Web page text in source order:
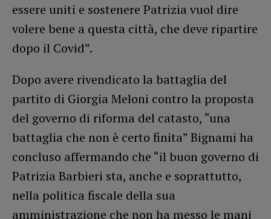
essere uniti e sostenere Patrizia vuol dire
volere bene a questa città, che deve ripartire
dopo il Covid”.
Dopo avere rivendicato la battaglia del
partito di Giorgia Meloni contro la proposta
del governo di riforma del catasto, “una
battaglia che non è certo finita” Bignami ha
concluso affermando che “il buon governo di
Patrizia Barbieri sta, anche e soprattutto,
nella politica fiscale della sua
amministrazione che non ha messo le mani